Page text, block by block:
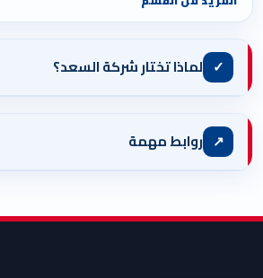
✓ لماذا تختار شركة السعد؟
↗ روابط مهمة